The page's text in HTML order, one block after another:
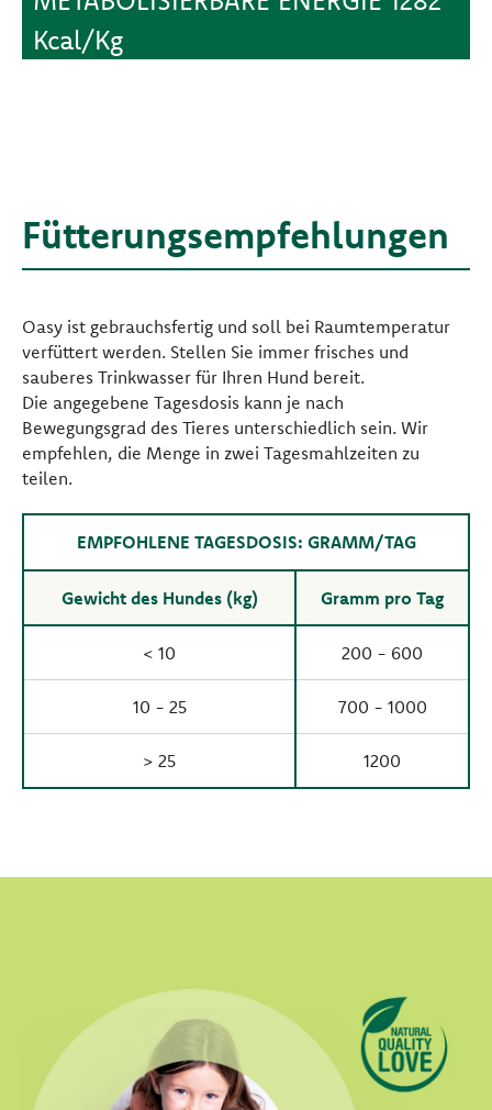
Kcal/Kg
Fütterungsempfehlungen
Oasy ist gebrauchsfertig und soll bei Raumtemperatur
verfüttert werden. Stellen Sie immer frisches und
sauberes Trinkwasser für Ihren Hund bereit.
Die angegebene Tagesdosis kann je nach
Bewegungsgrad des Tieres unterschiedlich sein. Wir
empfehlen, die Menge in zwei Tagesmahlzeiten zu
teilen.
EMPFOHLENE TAGESDOSIS: GRAMM/TAG
Gewicht des Hundes (kg) Gramm pro Tag
< 10 200 - 600
10 - 25 700 - 1000
> 25 1200